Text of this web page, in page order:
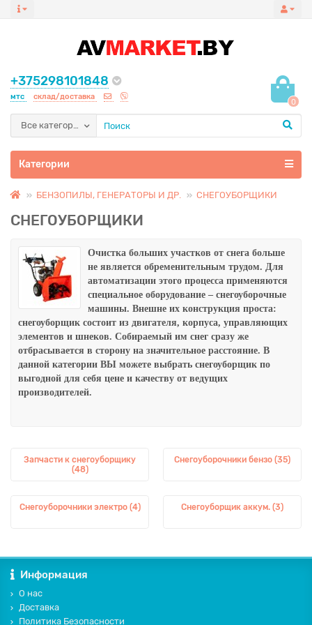
+375298101848
мтс склад/доставка
0
Все категории
Категории
БЕНЗОПИЛЫ, ГЕНЕРАТОРЫ И ДР. СНЕГОУБОРЩИКИ
СНЕГОУБОРЩИКИ
Очистка больших участков от снега больше
не является обременительным трудом. Для
автоматизации этого процесса применяются
специальное оборудование – снегоуборочные
машины. Внешне их конструкция проста:
снегоуборщик состоит из двигателя, корпуса, управляющих
элементов и шнеков. Собираемый им снег сразу же
отбрасывается в сторону на значительное расстояние. В
данной категории ВЫ можете выбрать снегоуборщик по
выгодной для себя цене и качеству от ведущих
производителей.
Запчасти к снегоуборщику
(48)
Снегоуборочники бензо (35)
Снегоуборочники электро (4) Снегоуборщик аккум. (3)
Информация
О нас
Доставка
Политика Безопасности